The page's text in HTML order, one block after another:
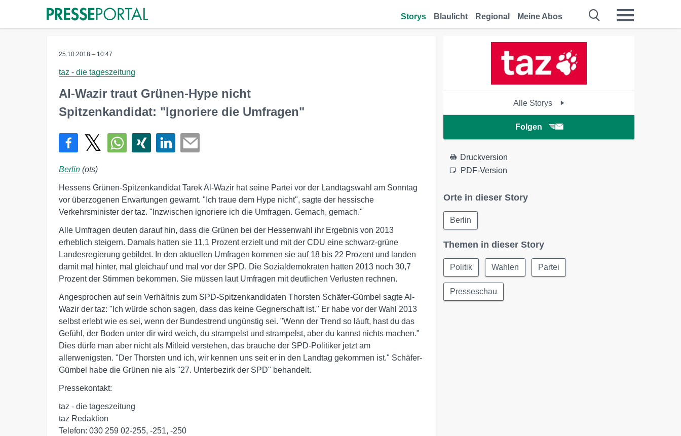
Storys Blaulicht Regional Meine Abos
25.10.2018 – 10:47
taz - die tageszeitung
Al-Wazir traut Grünen-Hype nicht
Spitzenkandidat: "Ignoriere die Umfragen"
Berlin (ots)
Hessens Grünen-Spitzenkandidat Tarek Al-Wazir hat seine Partei vor der Landtagswahl am Sonntag
vor überzogenen Erwartungen gewarnt. "Ich traue dem Hype nicht", sagte der hessische
Verkehrsminister der taz. "Inzwischen ignoriere ich die Umfragen. Gemach, gemach."
Alle Umfragen deuten darauf hin, dass die Grünen bei der Hessenwahl ihr Ergebnis von 2013
erheblich steigern. Damals hatten sie 11,1 Prozent erzielt und mit der CDU eine schwarz-grüne
Landesregierung gebildet. In den aktuellen Umfragen kommen sie auf 18 bis 22 Prozent und landen
damit mal hinter, mal gleichauf und mal vor der SPD. Die Sozialdemokraten hatten 2013 noch 30,7
Prozent der Stimmen bekommen. Sie müssen laut Umfragen mit deutlichen Verlusten rechnen.
Angesprochen auf sein Verhältnis zum SPD-Spitzenkandidaten Thorsten Schäfer-Gümbel sagte Al-
Wazir der taz: "Ich würde schon sagen, dass das keine Gegnerschaft ist." Er habe vor der Wahl 2013
selbst erlebt wie es sei, wenn der Bundestrend ungünstig sei. "Wenn der Trend so läuft, hast du das
Gefühl, der Boden unter dir wird weich, du strampelst und strampelst, aber du kannst nichts machen."
Dies dürfe man aber nicht als Mitleid verstehen, das brauche der SPD-Politiker jetzt am
allerwenigsten. "Der Thorsten und ich, wir kennen uns seit er in den Landtag gekommen ist." Schäfer-
Gümbel habe die Grünen nie als "27. Unterbezirk der SPD" behandelt.
Pressekontakt:
taz - die tageszeitung
taz Redaktion
Telefon: 030 259 02-255, -251, -250
Alle Storys
Folgen
Druckversion
PDF-Version
Orte in dieser Story
Berlin
Themen in dieser Story
Politik Wahlen Partei
Presseschau